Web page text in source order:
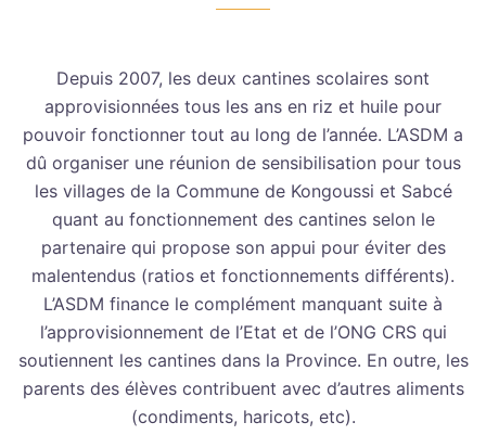
Depuis 2007, les deux cantines scolaires sont
approvisionnées tous les ans en riz et huile pour
pouvoir fonctionner tout au long de l’année. L’ASDM a
dû organiser une réunion de sensibilisation pour tous
les villages de la Commune de Kongoussi et Sabcé
quant au fonctionnement des cantines selon le
partenaire qui propose son appui pour éviter des
malentendus (ratios et fonctionnements différents).
L’ASDM finance le complément manquant suite à
l’approvisionnement de l’Etat et de l’ONG CRS qui
soutiennent les cantines dans la Province. En outre, les
parents des élèves contribuent avec d’autres aliments
(condiments, haricots, etc).